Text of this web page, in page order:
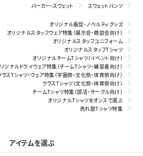
パーカー・スウェット スウェットパンツ
オリジナル販促・ノベルティグッズ
オリジナルスタッフウェア特集（展示会・商談会向け）
オリジナルスタッフユニフォーム
オリジナルスタッフTシャツ
オリジナルチームTシャツ（イベント向け）
ジナルドライウェア特集（チームTシャツ・練習着向け）
スTシャツ・ウェア特集（学園祭・文化祭・体育祭向け）
クラスTシャツ（文化祭・体育祭向け）
チームTシャツ特集（部活・サークル向け）
オリジナルTシャツをオンスで選ぶ
売れ筋Tシャツ特集
アイテムを選ぶ